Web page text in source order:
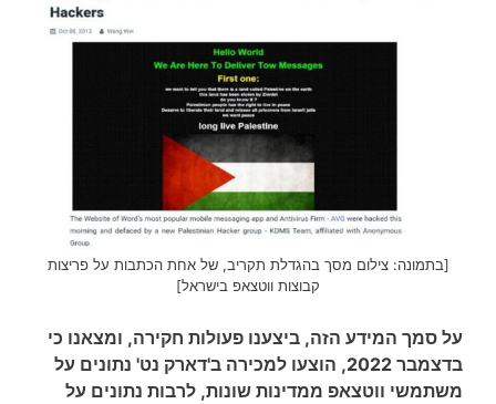
[בתמונה: צילום מסך בהגדלת תקריב, של אחת הכתבות על פריצות
קבוצות ווטצאפ בישראל]
על סמך המידע הזה, ביצענו פעולות חקירה, ומצאנו כי
בדצמבר 2022, הוצעו למכירה ב'דארק נט' נתונים על
משתמשי ווטצאפ ממדינות שונות, לרבות נתונים על